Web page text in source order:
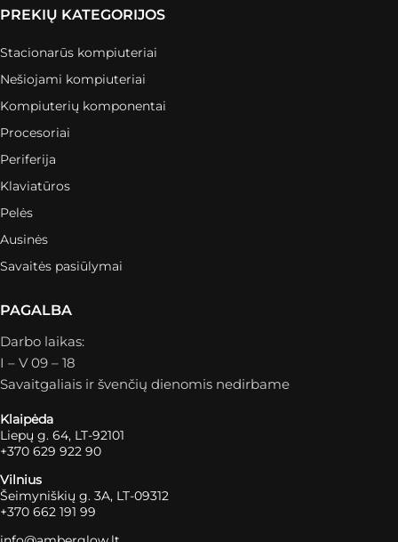
PREKIŲ KATEGORIJOS
Stacionarūs kompiuteriai
Nešiojami kompiuteriai
Kompiuterių komponentai
Procesoriai
Periferija
Klaviatūros
Pelės
Ausinės
Savaitės pasiūlymai
PAGALBA
Darbo laikas:
I – V 09 – 18
Savaitgaliais ir švenčių dienomis nedirbame
Klaipėda
Liepų g. 64, LT-92101
+370 629 922 90
Vilnius
Šeimyniškių g. 3A, LT-09312
+370 662 191 99